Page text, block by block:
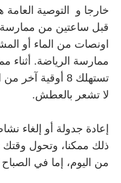
اونصات من الماء أو
ممارسة الرياضة. أثناء
لا تشعر بالعطش.
إعادة جدولة أو إلغاء
ذلك ممكنا، وتحول وقتك
من اليوم، إما في